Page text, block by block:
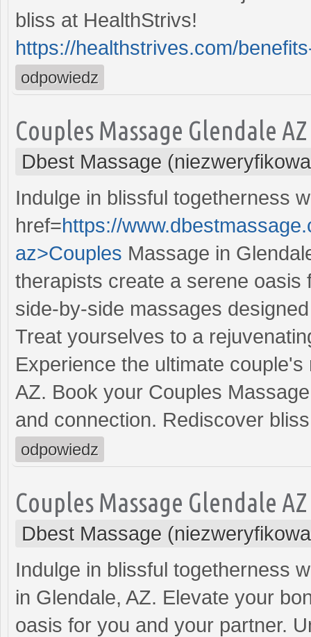
bliss at HealthStrivs!
https://healthstrives.com/
odpowiedz
Couples Massage Glendale AZ
Dbest Massage
Indulge in blissful togetherness
href=https://
az>Couples Massage in
therapists create a serene oasis
side-by-side massages
Treat yourselves to a
Experience the ultimate
AZ. Book your Couples
and connection. Rediscover
odpowiedz
Couples Massage Glendale AZ
Dbest Massage
Indulge in blissful togetherness
in Glendale, AZ. Elevate your
oasis for you and your partner.